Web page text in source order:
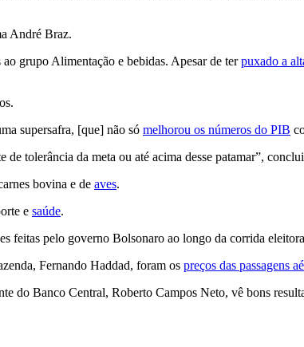
André Braz.
grupo Alimentação e bebidas. Apesar de terpuxado a
supersafra, [que] não só melhorou os números do PIB
tolerância da meta ou até acima desse patamar”,
bovina e de aves.
e saúde.
feitas pelo governo Bolsonaro ao longo da corrida
Fernando Haddad, foram os preços das passagens
do Banco Central, Roberto Campos Neto, vê bons